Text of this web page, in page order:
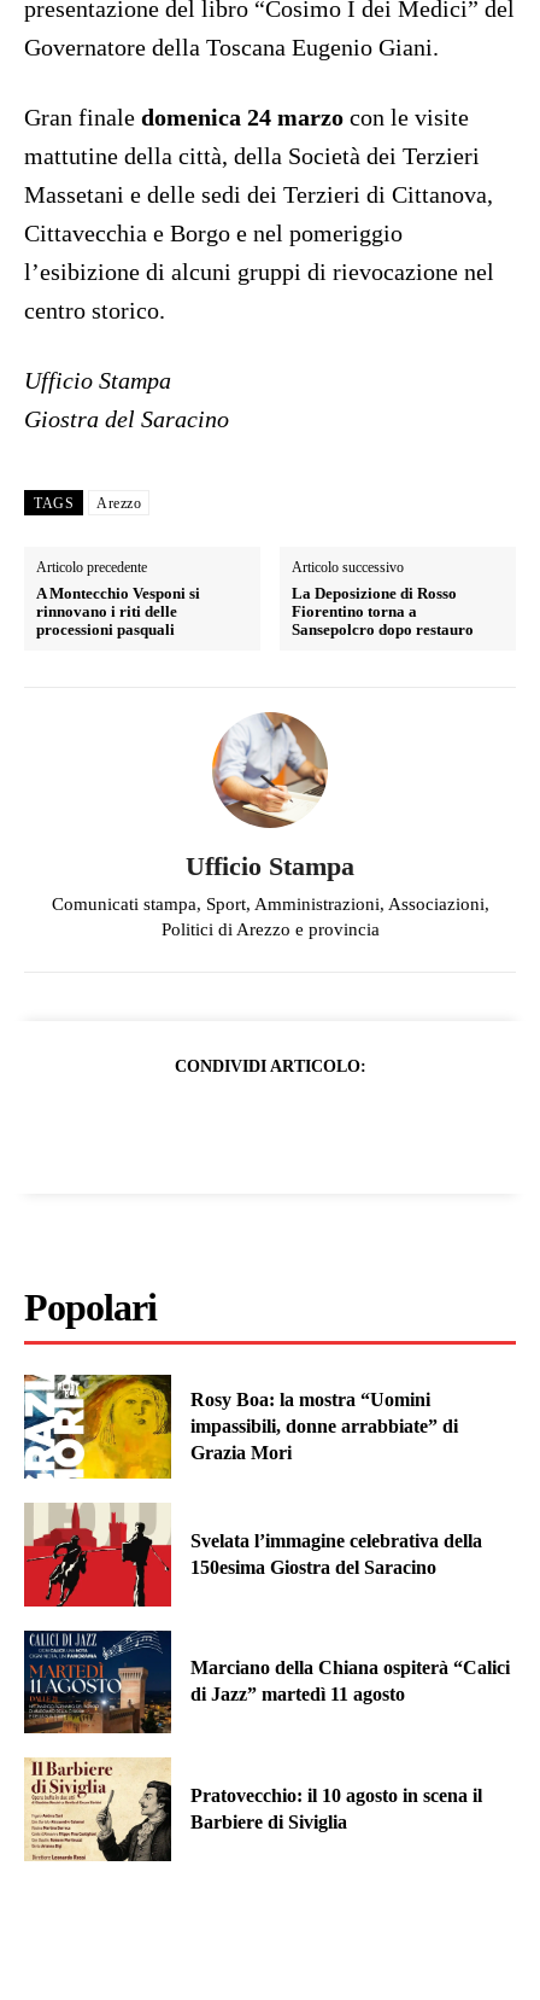
presentazione del libro “Cosimo I dei Medici” del
Governatore della Toscana Eugenio Giani.
Gran finale domenica 24 marzo con le visite
mattutine della città, della Società dei Terzieri
Massetani e delle sedi dei Terzieri di Cittanova,
Cittavecchia e Borgo e nel pomeriggio
l’esibizione di alcuni gruppi di rievocazione nel
centro storico.
Ufficio Stampa
Giostra del Saracino
TAGS Arezzo
Articolo precedente
A Montecchio Vesponi si
rinnovano i riti delle
processioni pasquali
Articolo successivo
La Deposizione di Rosso
Fiorentino torna a
Sansepolcro dopo restauro
Ufficio Stampa
Comunicati stampa, Sport, Amministrazioni, Associazioni,
Politici di Arezzo e provincia
CONDIVIDI ARTICOLO:
Popolari
Rosy Boa: la mostra “Uomini
impassibili, donne arrabbiate” di
Grazia Mori
Svelata l’immagine celebrativa della
150esima Giostra del Saracino
Marciano della Chiana ospiterà “Calici
di Jazz” martedì 11 agosto
Pratovecchio: il 10 agosto in scena il
Barbiere di Siviglia